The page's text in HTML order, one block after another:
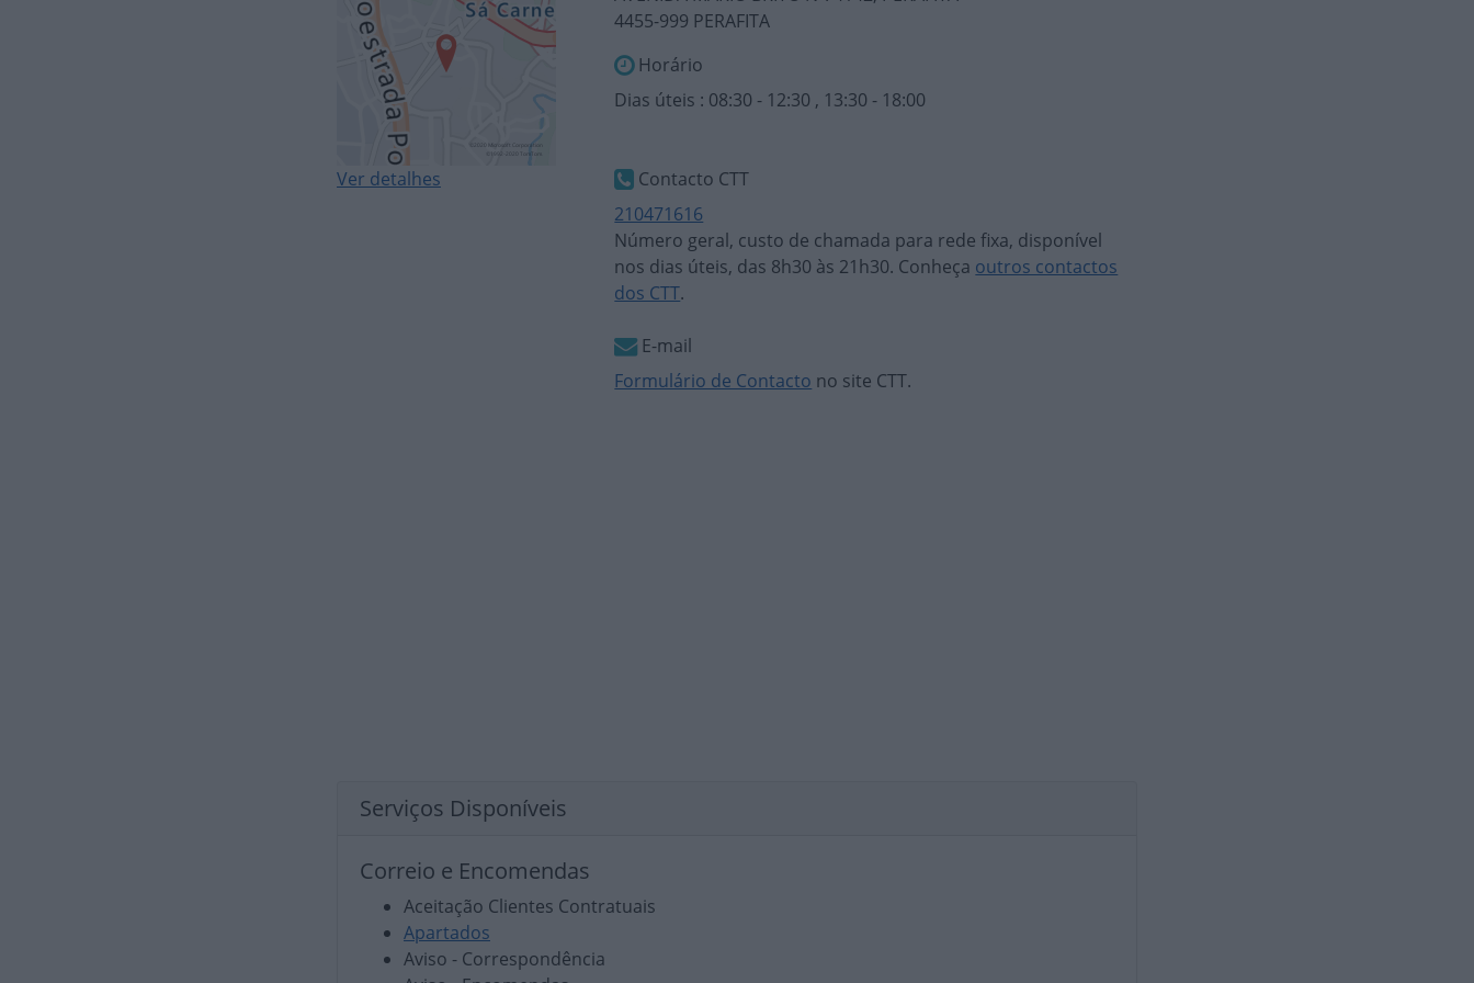
Ver detalhes
4455-999 PERAFITA
Horário
Dias úteis : 08:30 - 12:30 , 13:30 - 18:00
Contacto CTT
210471616
Número geral, custo de chamada para rede fixa, disponível
nos dias úteis, das 8h30 às 21h30. Conheça outros contactos
dos CTT.
E-mail
Formulário de Contacto no site CTT.
Serviços Disponíveis
Correio e Encomendas
Aceitação Clientes Contratuais
Apartados
Aviso - Correspondência